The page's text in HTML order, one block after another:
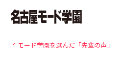
モード学園を選んだ「先輩の声」